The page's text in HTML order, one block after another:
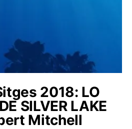
2018: LO
SILVER LAKE
Mitchell